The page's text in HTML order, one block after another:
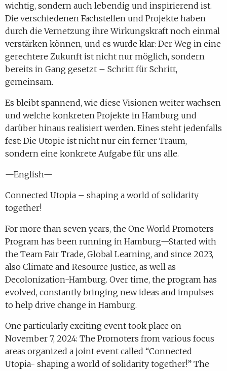
wichtig, sondern auch lebendig und inspirierend ist.
Die verschiedenen Fachstellen und Projekte haben
durch die Vernetzung ihre Wirkungskraft noch einmal
verstärken können, und es wurde klar: Der Weg in eine
gerechtere Zukunft ist nicht nur möglich, sondern
bereits in Gang gesetzt – Schritt für Schritt,
gemeinsam.
Es bleibt spannend, wie diese Visionen weiter wachsen
und welche konkreten Projekte in Hamburg und
darüber hinaus realisiert werden. Eines steht jedenfalls
fest: Die Utopie ist nicht nur ein ferner Traum,
sondern eine konkrete Aufgabe für uns alle.
—English—
Connected Utopia – shaping a world of solidarity
together!
For more than seven years, the One World Promoters
Program has been running in Hamburg—Started with
the Team Fair Trade, Global Learning, and since 2023,
also Climate and Resource Justice, as well as
Decolonization-Hamburg. Over time, the program has
evolved, constantly bringing new ideas and impulses
to help drive change in Hamburg.
One particularly exciting event took place on
November 7, 2024: The Promoters from various focus
areas organized a joint event called “Connected
Utopia- shaping a world of solidarity together!” The